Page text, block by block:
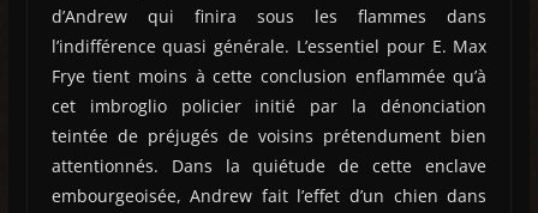
d’Andrew qui finira sous les flammes dans
l’indifférence quasi générale. L’essentiel pour E. Max
Frye tient moins à cette conclusion enflammée qu’à
cet imbroglio policier initié par la dénonciation
teintée de préjugés de voisins prétendument bien
attentionnés. Dans la quiétude de cette enclave
embourgeoisée, Andrew fait l’effet d’un chien dans